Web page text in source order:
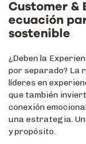
Customer &
ecuación
sostenible
¿Deben la
por separado? La
líderes en
que también
conexión
una estrategia.
y propósito.